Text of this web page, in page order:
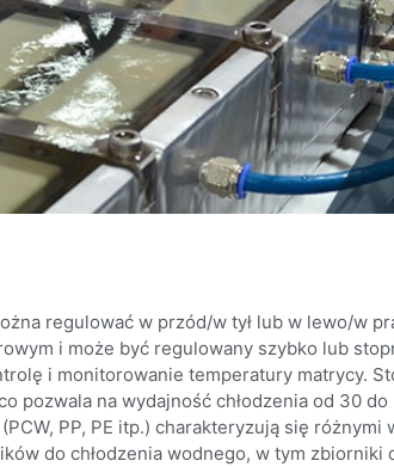
regulować w przód/w tył lub w lewo/w
i może być regulowany szybko lub
i monitorowanie temperatury matrycy.
pozwala na wydajność chłodzenia od 30
PP, PE itp.) charakteryzują się różnymi
do chłodzenia wodnego, w tym